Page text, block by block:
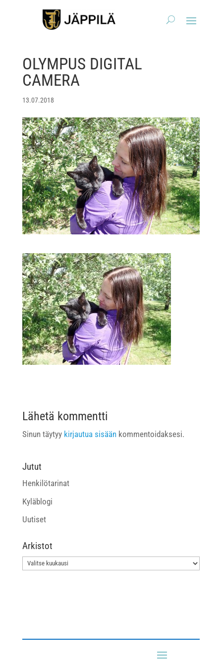
OLYMPUS DIGITAL
CAMERA
13.07.2018
Lähetä kommentti
Sinun täytyy kirjautua sisäänkommentoidaksesi.
Jutut
Henkilötarinat
Kyläblogi
Uutiset
Arkistot
Arkistot